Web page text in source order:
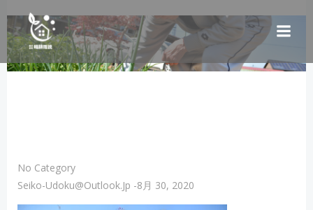
ン
テ
ン
ツ
No Category
Seiko-Udoku@outlook.jp -8月 30, 2020